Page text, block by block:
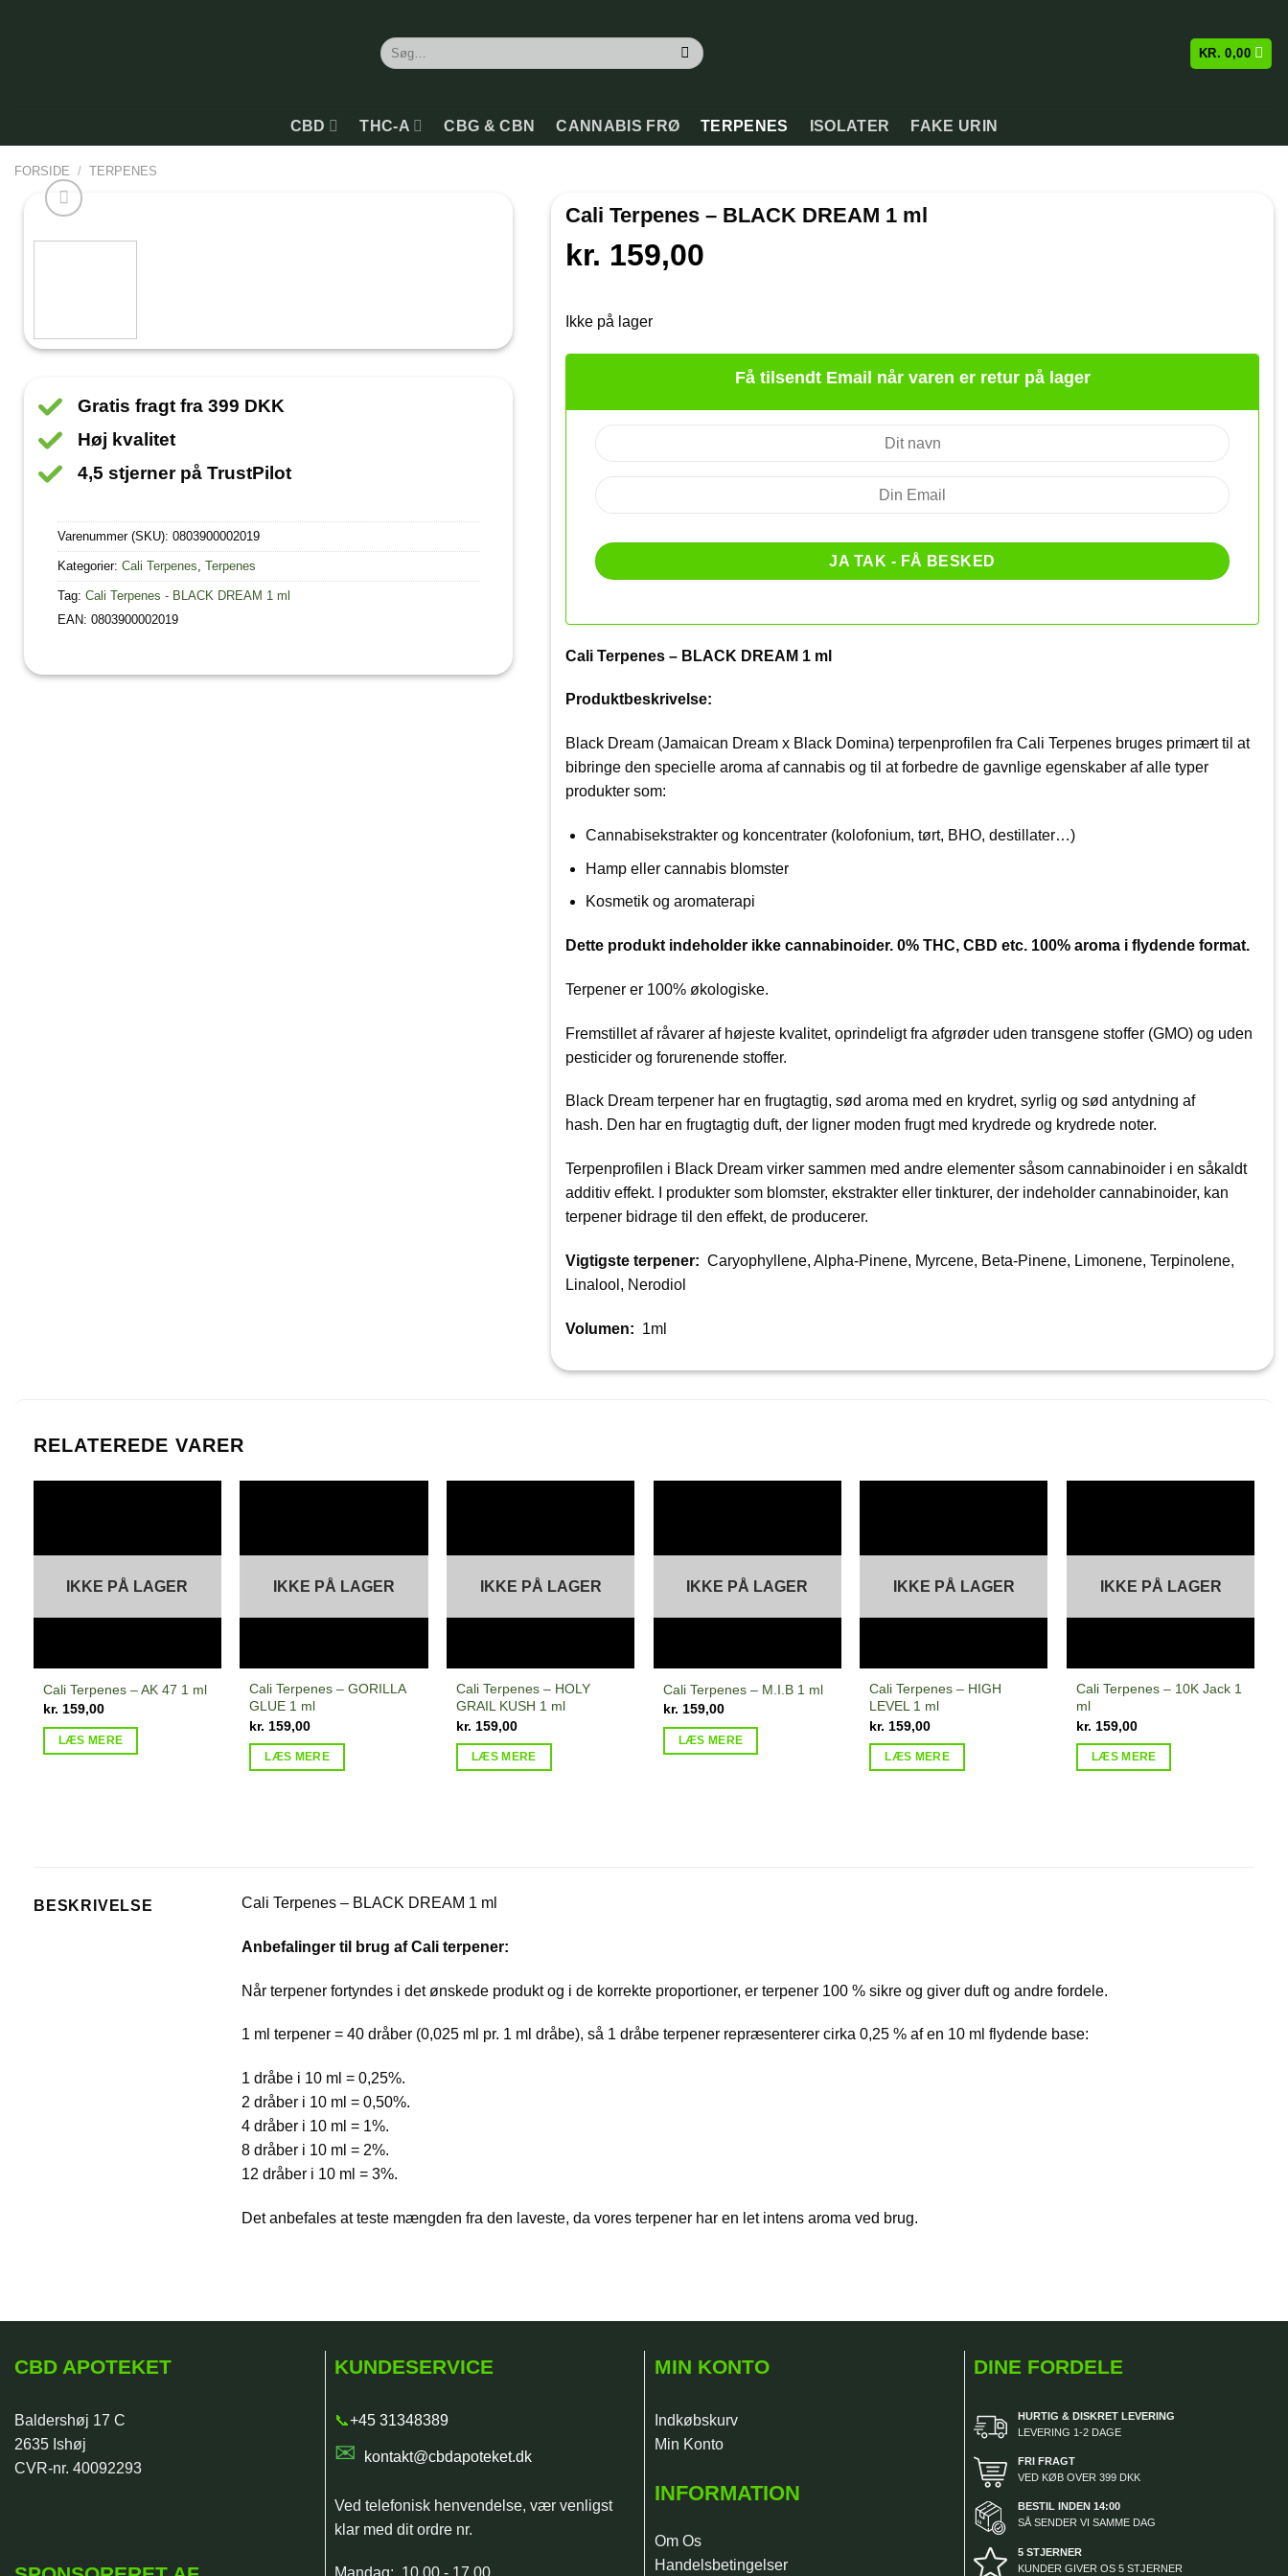
Søg
efter:
KR. 0,00
CBD THC-A CBG & CBN CANNABIS FRØ TERPENES ISOLATER FAKE URIN
FORSIDE / TERPENES
Gratis fragt fra 399 DKK
Høj kvalitet
4,5 stjerner på TrustPilot
Varenummer (SKU): 0803900002019
Kategorier: Cali Terpenes, Terpenes
Tag: Cali Terpenes - BLACK DREAM 1 ml
EAN: 0803900002019
Cali Terpenes – BLACK DREAM 1 ml
kr. 159,00
Ikke på lager
Få tilsendt Email når varen er retur på lager
Cali Terpenes – BLACK DREAM 1 ml
Produktbeskrivelse:
Black Dream (Jamaican Dream x Black Domina) terpenprofilen fra Cali Terpenes bruges primært til at
bibringe den specielle aroma af cannabis og til at forbedre de gavnlige egenskaber af alle typer
produkter som:
Cannabisekstrakter og koncentrater (kolofonium, tørt, BHO, destillater…)
Hamp eller cannabis blomster
Kosmetik og aromaterapi
Dette produkt indeholder ikke cannabinoider. 0% THC, CBD etc. 100% aroma i flydende format.
Terpener er 100% økologiske.
Fremstillet af råvarer af højeste kvalitet, oprindeligt fra afgrøder uden transgene stoffer (GMO) og uden
pesticider og forurenende stoffer.
Black Dream terpener har en frugtagtig, sød aroma med en krydret, syrlig og sød antydning af
hash. Den har en frugtagtig duft, der ligner moden frugt med krydrede og krydrede noter.
Terpenprofilen i Black Dream virker sammen med andre elementer såsom cannabinoider i en såkaldt
additiv effekt. I produkter som blomster, ekstrakter eller tinkturer, der indeholder cannabinoider, kan
terpener bidrage til den effekt, de producerer.
Vigtigste terpener: Caryophyllene, Alpha-Pinene, Myrcene, Beta-Pinene, Limonene, Terpinolene,
Linalool, Nerodiol
Volumen: 1ml
RELATEREDE VARER
IKKE PÅ LAGER
Cali Terpenes – AK 47 1 ml
kr. 159,00
LÆS MERE
IKKE PÅ LAGER
Cali Terpenes – GORILLA
GLUE 1 ml
kr. 159,00
LÆS MERE
IKKE PÅ LAGER
Cali Terpenes – HOLY
GRAIL KUSH 1 ml
kr. 159,00
LÆS MERE
IKKE PÅ LAGER
Cali Terpenes – M.I.B 1 ml
kr. 159,00
LÆS MERE
IKKE PÅ LAGER
Cali Terpenes – HIGH
LEVEL 1 ml
kr. 159,00
LÆS MERE
IKKE PÅ LAGER
Cali Terpenes – 10K Jack 1
ml
kr. 159,00
LÆS MERE
BESKRIVELSE Cali Terpenes – BLACK DREAM 1 ml
Anbefalinger til brug af Cali terpener:
Når terpener fortyndes i det ønskede produkt og i de korrekte proportioner, er terpener 100 % sikre og giver duft og andre fordele.
1 ml terpener = 40 dråber (0,025 ml pr. 1 ml dråbe), så 1 dråbe terpener repræsenterer cirka 0,25 % af en 10 ml flydende base:
1 dråbe i 10 ml = 0,25%.
2 dråber i 10 ml = 0,50%.
4 dråber i 10 ml = 1%.
8 dråber i 10 ml = 2%.
12 dråber i 10 ml = 3%.
Det anbefales at teste mængden fra den laveste, da vores terpener har en let intens aroma ved brug.
CBD APOTEKET
Baldershøj 17 C
2635 Ishøj
CVR-nr. 40092293
KUNDESERVICE
📞+45 31348389
✉ kontakt@cbdapoteket.dk
Ved telefonisk henvendelse, vær venligst
klar med dit ordre nr.
MIN KONTO
Indkøbskurv
Min Konto
INFORMATION
Om Os
Handelsbetingelser
DINE FORDELE
HURTIG & DISKRET LEVERING
LEVERING 1-2 DAGE
FRI FRAGT
VED KØB OVER 399 DKK
BESTIL INDEN 14:00
SÅ SENDER VI SAMME DAG
5 STJERNER
KUNDER GIVER OS 5 STJERNER